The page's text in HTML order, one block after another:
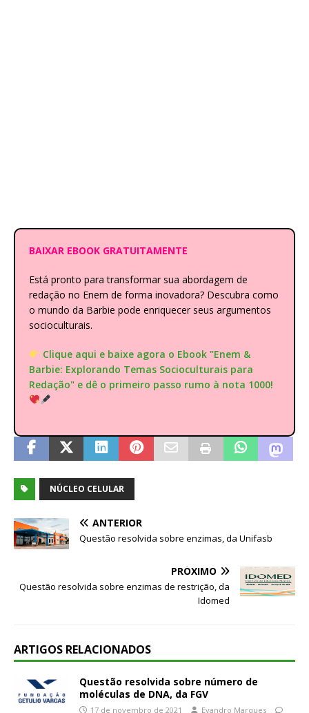
BAIXAR EBOOK GRATUITAMENTE
Está pronto para transformar sua abordagem de
redação no Enem de forma inovadora? Descubra como
o mundo da Barbie pode enriquecer seus argumentos
socioculturais.
Clique aqui e baixe agora o Ebook "Enem &
Barbie: Explorando Temas Socioculturais para
Redação" e dê o primeiro passo rumo à nota 1000!
NÚCLEO CELULAR
ANTERIOR
Questão resolvida sobre enzimas, da Unifasb
PRÓXIMO
Questão resolvida sobre enzimas de restrição, da
Idomed
ARTIGOS RELACIONADOS
Questão resolvida sobre número de
moléculas de DNA, da FGV
17 de novembro de 2021
Evandro Marques